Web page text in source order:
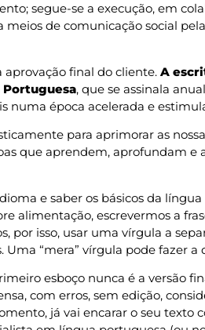
segue-se a execução, em
de comunicação social
final do cliente. A
Portuguesa, que se assinala
numa época acelerada e
para aprimorar as
que aprendem, aprofundam
e saber os básicos da
alimentação, escrevermos a
isso, usar uma vírgula a
“mera” vírgula pode fazer a
esboço nunca é a
com erros, sem edição,
já vai encarar o seu texto